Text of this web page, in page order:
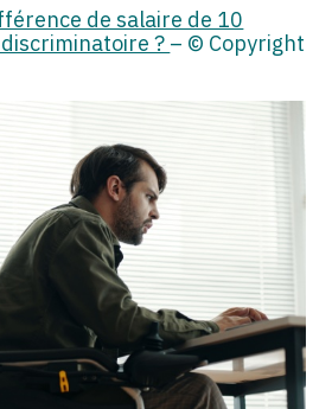
de salaire de 10
? – © Copyright